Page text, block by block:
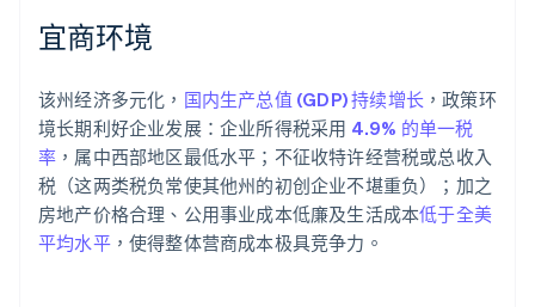
宜商环境
该州经济多元化， 国内生产总值 (GDP) 持续增长 ，政策环
境长期利好企业发展：企业所得税采用 4.9% 的单一税
率 ，属中西部地区最低水平；不征收特许经营税或总收入
税（这两类税负常使其他州的初创企业不堪重负）；加之
房地产价格合理、公用事业成本低廉及生活成本低于全美
平均水平，使得整体营商成本极具竞争力。